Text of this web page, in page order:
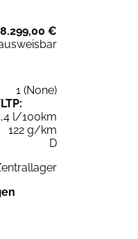
€
1 (None)
l/100km
122 g/km
D